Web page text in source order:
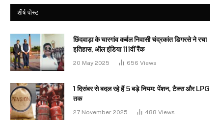
शीर्ष पोस्ट
छिंदवाड़ा के चारगांव कर्बल निवासी चंद्रकांत डिगरसे ने रचा
इतिहास, ऑल इंडिया 111वीं रैंक
20 May 2025 656 Views
1 दिसंबर से बदल रहे हैं 5 बड़े नियम: पेंशन, टैक्स और LPG
तक
27 November 2025 488 Views